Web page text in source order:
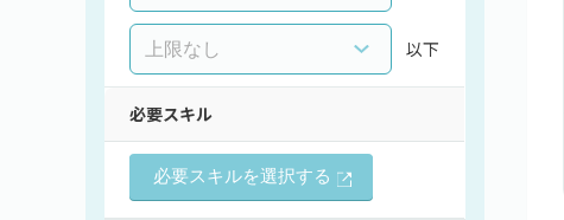
以下
必要スキル
必要スキルを選択する